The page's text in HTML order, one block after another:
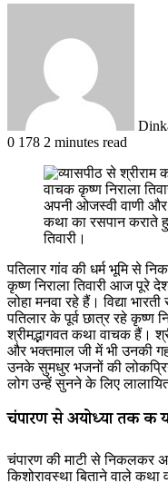
0 178 2 minutes read
अपनी ओजस्वी वाणी
कथा का रसपान कराते
तिवारी।
पतिलार गांव की धर्म भूमि से
कृष्ण निराला तिवारी आज पूरे
लोहा मनवा रहे हैं। विद्या
पतिलार के पूर्व छात्र रहे कृष्ण
श्रीमद्भागवत कथा वाचक हैं।
और भक्तमाल जी में भी उनकी
उनके सुमधुर भजनों की
लोग उन्हें सुनने के लिए
चंपारण से अयोध्या तक की
चंपारण की माटी से निकलकर
किशोरावस्था बिताने वाले कथा